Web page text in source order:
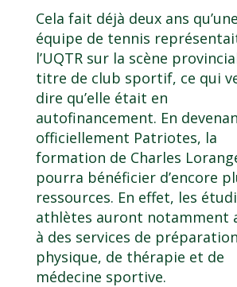
Cela fait déjà deux ans qu’une
équipe de tennis
l’UQTR sur la scène
titre de club sportif, ce qui
dire qu’elle était en
autofinancement. En
officiellement Patriotes, la
formation de Charles
pourra bénéficier d’encore
ressources. En effet, les
athlètes auront notamment
à des services de préparation
physique, de thérapie et de
médecine sportive.